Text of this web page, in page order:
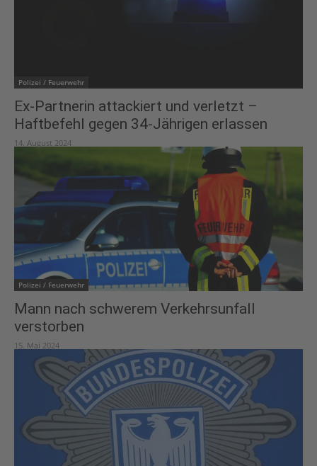
Polizei / Feuerwehr
Ex-Partnerin attackiert und verletzt –
Haftbefehl gegen 34-Jährigen erlassen
14. August 2024
Polizei / Feuerwehr
Mann nach schwerem Verkehrsunfall
verstorben
15. Mai 2024